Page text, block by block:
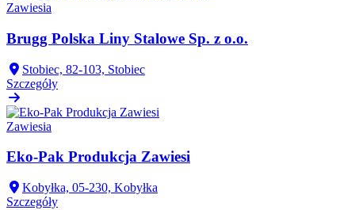
Zawiesia
Brugg Polska Liny Stalowe Sp. z o.o.
Stobiec, 82-103, Stobiec
Szczegóły
Zawiesia
Eko-Pak Produkcja Zawiesi
Kobyłka, 05-230, Kobyłka
Szczegóły